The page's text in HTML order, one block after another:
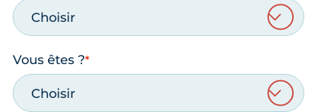
Choisir
Vous êtes ?
Choisir